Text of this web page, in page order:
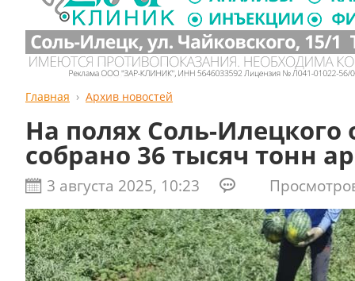
Главная Архив новостей
На полях Соль-Илецкого
собрано 36 тысяч тонн
3 августа 2025, 10:23